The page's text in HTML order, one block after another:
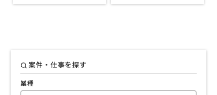
案件・仕事を探す
業種